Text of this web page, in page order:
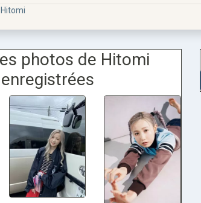
Hitomi
photos de Hitomi
enregistrées